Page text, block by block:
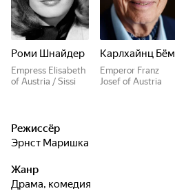
Роми Шнайдер
Empress Elisabeth
of Austria / Sissi
Карлхайнц Бём
Emperor Franz
Josef of Austria
Режиссёр
Эрнст Маришка
Жанр
драма, комедия